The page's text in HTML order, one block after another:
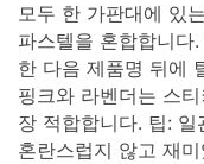
모두 한 가판대에 있
파스텔을 혼합합니다
한 다음 제품명 뒤에
핑크와 라벤더는 스
장 적합합니다. 팁:
혼란스럽지 않고 재